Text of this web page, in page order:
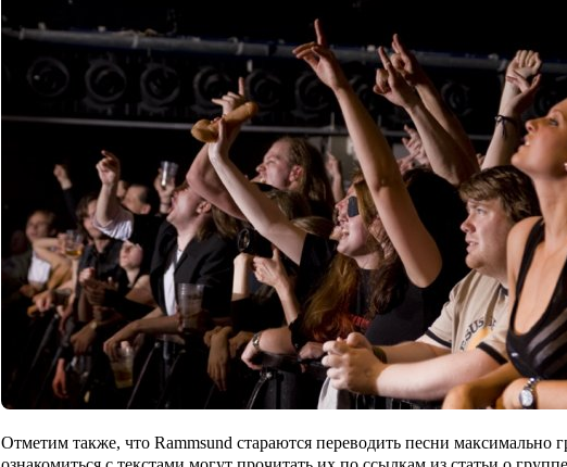
Отметим также, что Rammsund стараются переводить песни максимально